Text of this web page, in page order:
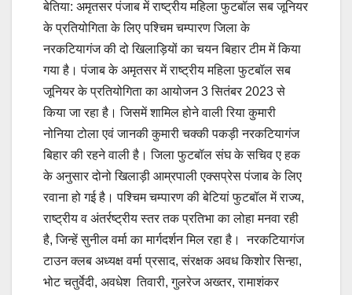
बेतिया: अमृतसर पंजाब में राष्ट्रीय महिला फुटबॉल सब जूनियर
के प्रतियोगिता के लिए पश्चिम चम्पारण जिला के
नरकटियागंज की दो खिलाड़ियों का चयन बिहार टीम में किया
गया है। पंजाब के अमृतसर में राष्ट्रीय महिला फुटबॉल सब
जूनियर के प्रतियोगिता का आयोजन 3 सितंबर 2023 से
किया जा रहा है। जिसमें शामिल होने वाली रिया कुमारी
नोनिया टोला एवं जानकी कुमारी चक्की पकड़ी नरकटियागंज
बिहार की रहने वाली है। जिला फुटबॉल संघ के सचिव ए हक
के अनुसार दोनो खिलाड़ी आम्रपाली एक्सप्रेस पंजाब के लिए
रवाना हो गई है। पश्चिम चम्पारण की बेटियां फुटबॉल में राज्य,
राष्ट्रीय व अंतर्रष्ट्रीय स्तर तक प्रतिभा का लोहा मनवा रही
है, जिन्हें सुनील वर्मा का मार्गदर्शन मिल रहा है। नरकटियागंज
टाउन क्लब अध्यक्ष वर्मा प्रसाद, संरक्षक अवध किशोर सिन्हा,
भोट चतुर्वेदी, अवधेश तिवारी, गुलरेज अख्तर, रामाशंकर